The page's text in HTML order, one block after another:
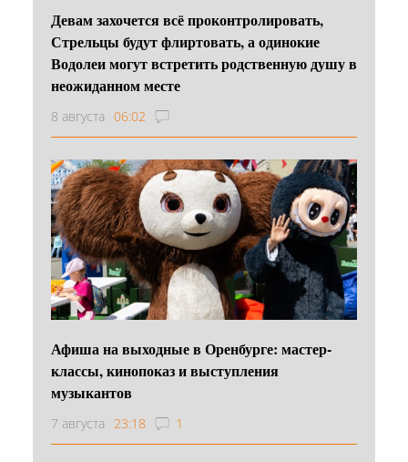
Девам захочется всё проконтролировать,
Стрельцы будут флиртовать, а одинокие
Водолеи могут встретить родственную душу в
неожиданном месте
8 августа 06:02
Афиша на выходные в Оренбурге: мастер-
классы, кинопоказ и выступления
музыкантов
7 августа 23:18 1